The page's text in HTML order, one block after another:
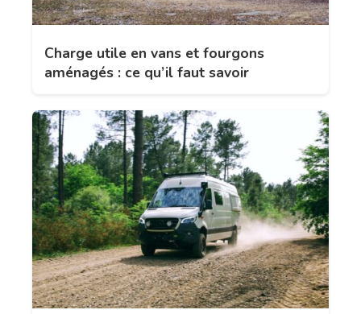
Charge utile en vans et fourgons
aménagés : ce qu’il faut savoir